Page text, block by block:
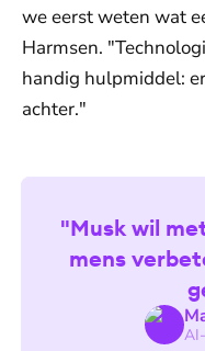
we eerst weten wat
Harmsen.
handig hulpmiddel:
achter."
"Musk wil
mens